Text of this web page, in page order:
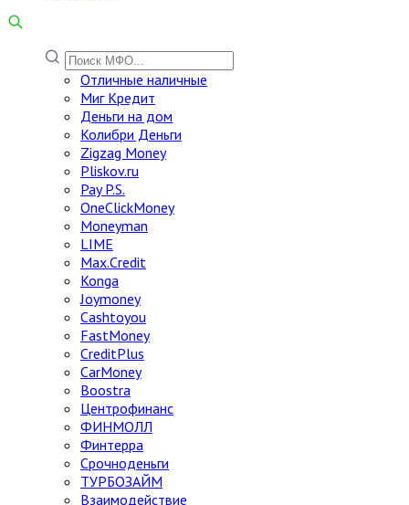
Отличные наличные
Миг Кредит
Деньги на дом
Колибри Деньги
Zigzag Money
Pliskov.ru
Pay P.S.
OneClickMoney
Moneyman
LIME
Max.Credit
Konga
Joymoney
Cashtoyou
FastMoney
CreditPlus
CarMoney
Boostra
Центрофинанс
ФИНМОЛЛ
Финтерра
Срочноденьги
ТУРБОЗАЙМ
Взаимодействие